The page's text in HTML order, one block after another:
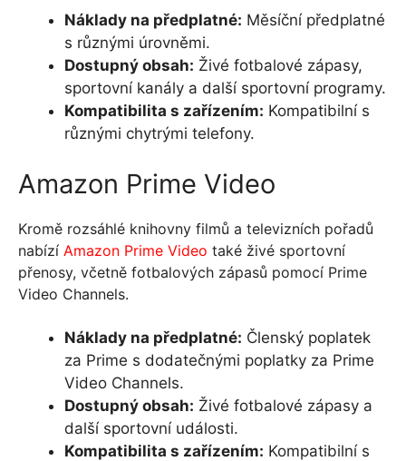
Náklady na předplatné: Měsíční předplatné
s různými úrovněmi.
Dostupný obsah: Živé fotbalové zápasy,
sportovní kanály a další sportovní programy.
Kompatibilita s zařízením: Kompatibilní s
různými chytrými telefony.
Amazon Prime Video
Kromě rozsáhlé knihovny filmů a televizních pořadů
nabízí Amazon Prime Video také živé sportovní
přenosy, včetně fotbalových zápasů pomocí Prime
Video Channels.
Náklady na předplatné: Členský poplatek
za Prime s dodatečnými poplatky za Prime
Video Channels.
Dostupný obsah: Živé fotbalové zápasy a
další sportovní události.
Kompatibilita s zařízením: Kompatibilní s